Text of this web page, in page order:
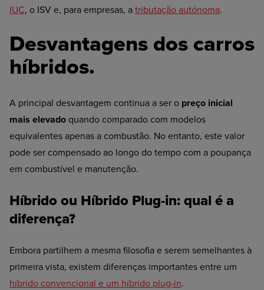
IUC, o ISV e, para empresas, a tributação autónoma.
Desvantagens dos carros
híbridos.
A principal desvantagem continua a ser o preço inicial
mais elevado quando comparado com modelos
equivalentes apenas a combustão. No entanto, este valor
pode ser compensado ao longo do tempo com a poupança
em combustível e manutenção.
Híbrido ou Híbrido Plug-in: qual é a
diferença?
Embora partilhem a mesma filosofia e serem semelhantes à
primeira vista, existem diferenças importantes entre um
híbrido convencional e um híbrido plug-in.